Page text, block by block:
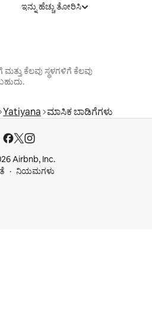
ಇನ್ನು ಹೆಚ್ಚು ತೋರಿಸಿ
ಕೆಲವು ಸ್ಥಳಗಳಿಗೆ ಕೆಲವು
Yatiyana ಮಾಸಿಕ ಬಾಡಿಗೆಗಳು
Airbnb, Inc.
ನಿಯಮಗಳು